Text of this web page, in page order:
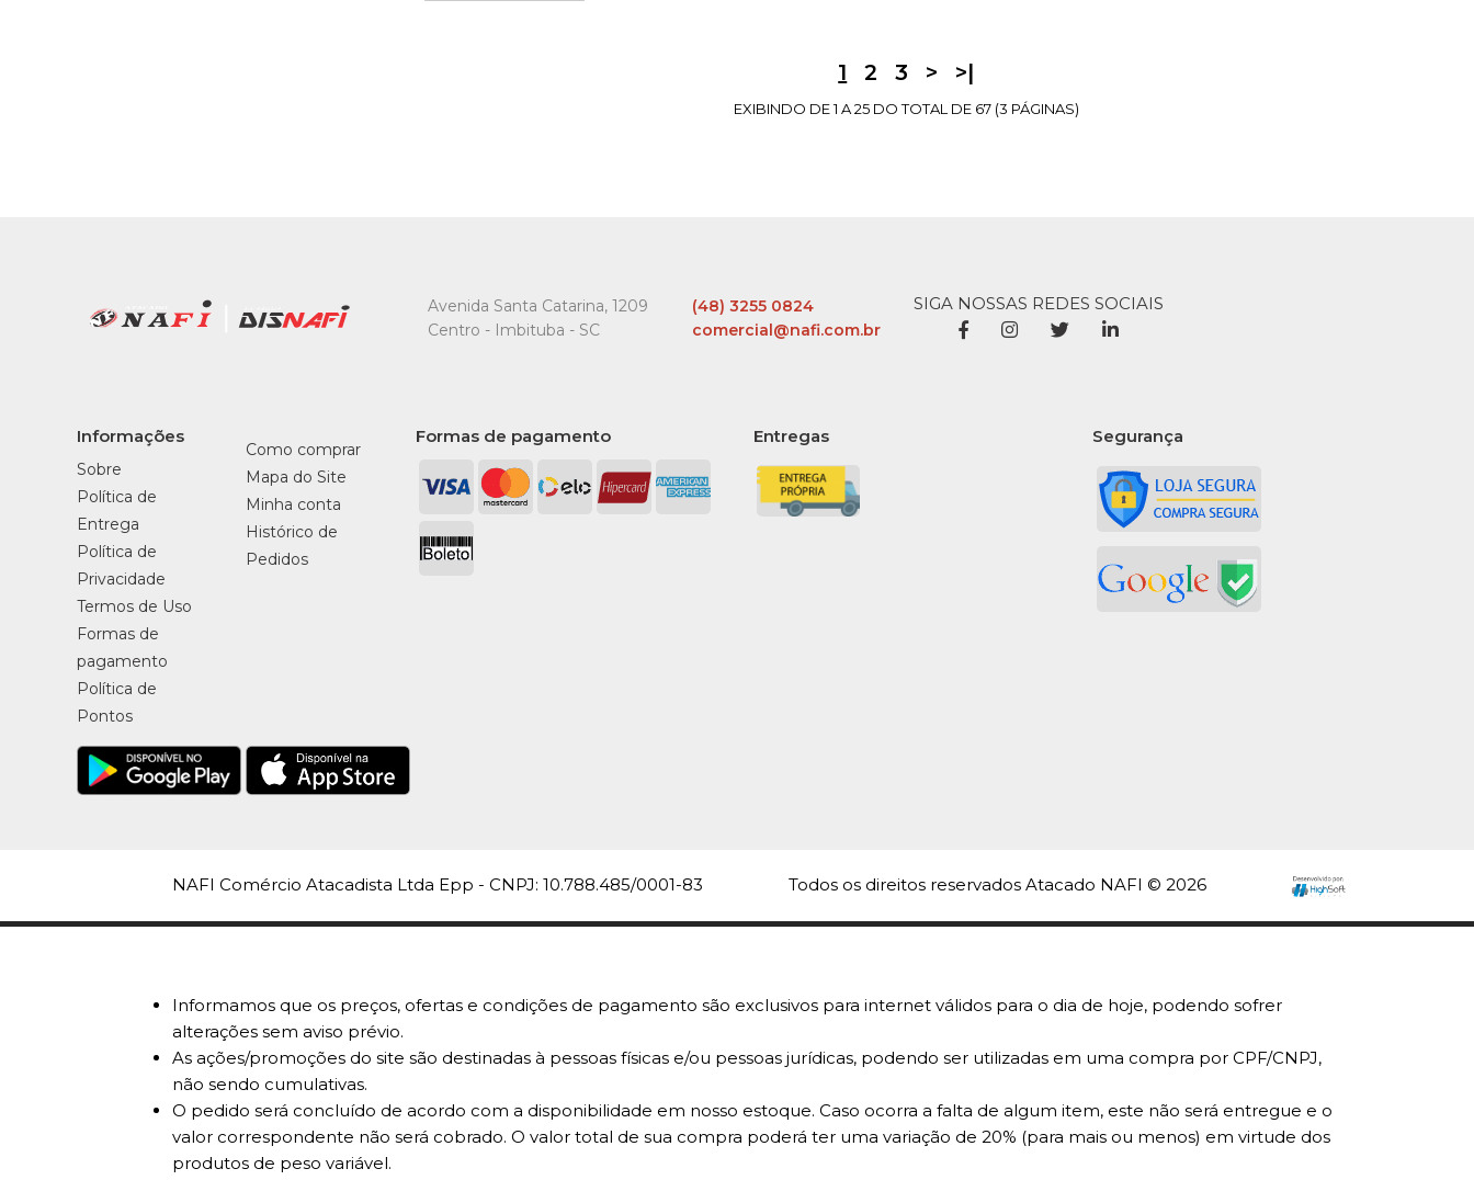
R$4,25
LISTA DE DESEJO
Pacote
COMPRAR
COMPARAR LISTA DE DESEJO
1 2 3 > >|
EXIBINDO DE 1 A 25 DO TOTAL DE 67 (3 PÁGINAS)
Avenida Santa Catarina, 1209
Centro - Imbituba - SC
(48) 3255 0824
comercial@nafi.com.br
SIGA NOSSAS REDES SOCIAIS
Informações
Sobre
Política de
Entrega
Política de
Privacidade
Termos de Uso
Formas de
pagamento
Política de
Pontos
Como comprar
Mapa do Site
Minha conta
Histórico de
Pedidos
Formas de pagamento Entregas Segurança
NAFI Comércio Atacadista Ltda Epp - CNPJ: 10.788.485/0001-83 Todos os direitos reservados Atacado NAFI © 2026
Informamos que os preços, ofertas e condições de pagamento são exclusivos para internet válidos para o dia de hoje, podendo sofrer
alterações sem aviso prévio.
As ações/promoções do site são destinadas à pessoas físicas e/ou pessoas jurídicas, podendo ser utilizadas em uma compra por CPF/CNPJ,
não sendo cumulativas.
O pedido será concluído de acordo com a disponibilidade em nosso estoque. Caso ocorra a falta de algum item, este não será entregue e o
valor correspondente não será cobrado. O valor total de sua compra poderá ter uma variação de 20% (para mais ou menos) em virtude dos
produtos de peso variável.